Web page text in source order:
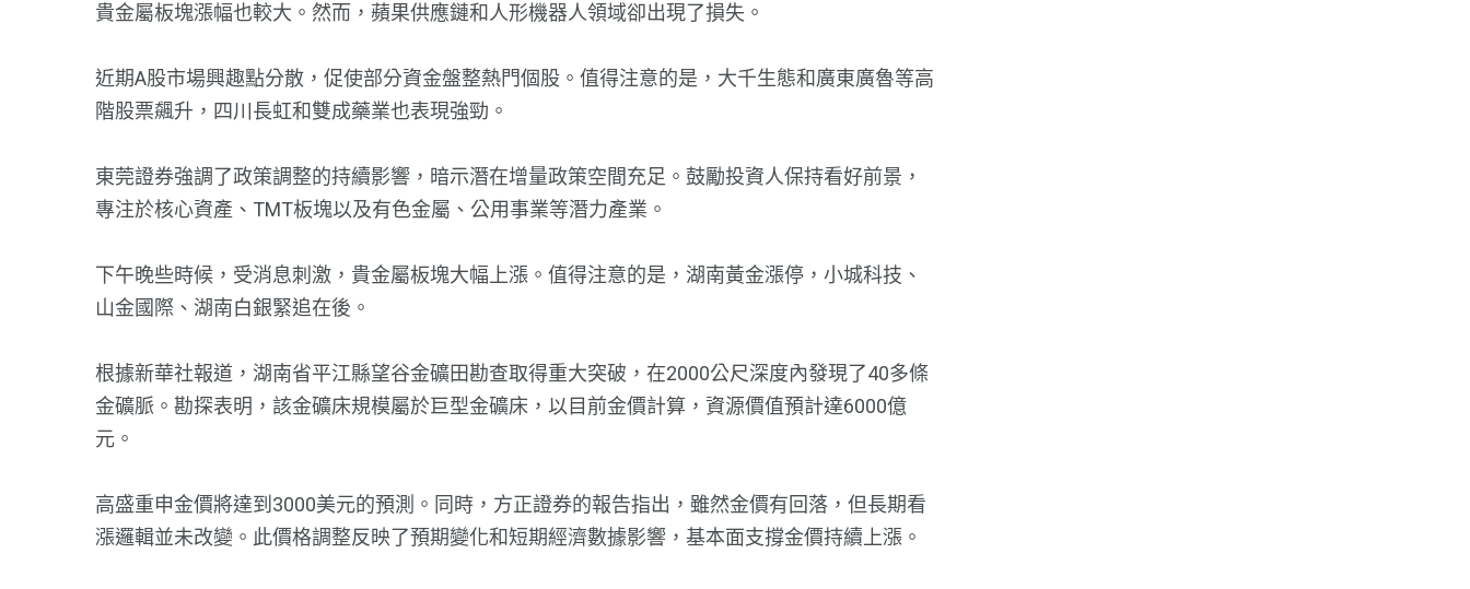
貴金屬板塊漲幅也較大。然而，蘋果供應鏈和人形機器人領域卻出現了損失。
近期A股市場興趣點分散，促使部分資金盤整熱門個股。值得注意的是，大千生態和廣東廣魯等高
階股票飆升，四川長虹和雙成藥業也表現強勁。
東莞證券強調了政策調整的持續影響，暗示潛在增量政策空間充足。鼓勵投資人保持看好前景，
專注於核心資產、TMT板塊以及有色金屬、公用事業等潛力產業。
下午晚些時候，受消息刺激，貴金屬板塊大幅上漲。值得注意的是，湖南黃金漲停，小城科技、
山金國際、湖南白銀緊追在後。
根據新華社報道，湖南省平江縣望谷金礦田勘查取得重大突破，在2000公尺深度內發現了40多條
金礦脈。勘探表明，該金礦床規模屬於巨型金礦床，以目前金價計算，資源價值預計達6000億
元。
高盛重申金價將達到3000美元的預測。同時，方正證券的報告指出，雖然金價有回落，但長期看
漲邏輯並未改變。此價格調整反映了預期變化和短期經濟數據影響，基本面支撐金價持續上漲。